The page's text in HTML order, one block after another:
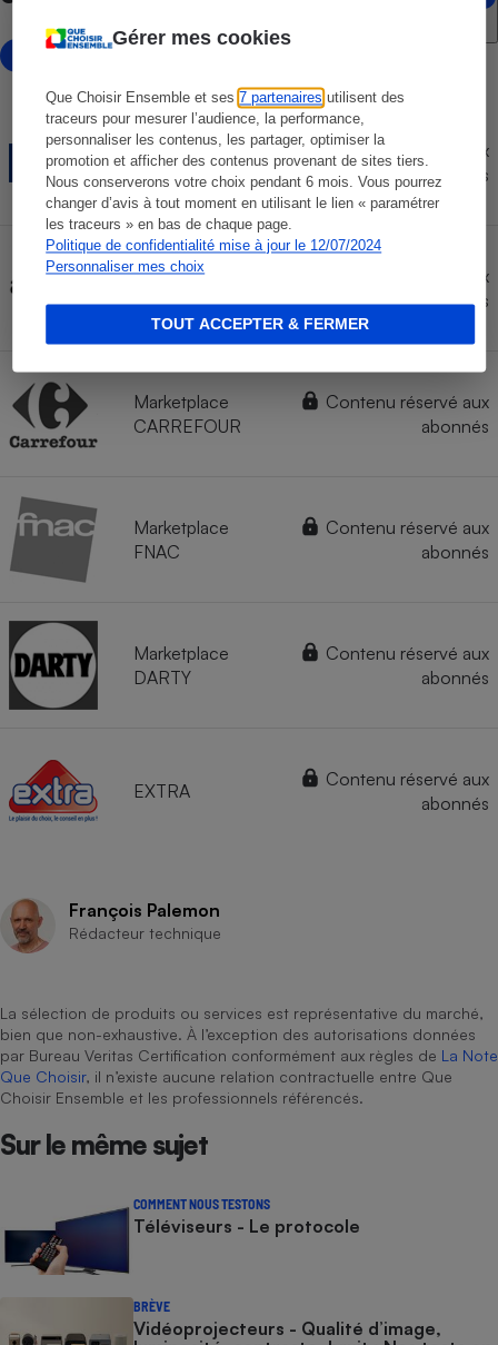
Gérer mes cookies
Que Choisir Ensemble et ses7 partenaires utilisent des
traceurs pour mesurer l’audience, la performance,
personnaliser les contenus, les partager, optimiser la
promotion et afficher des contenus provenant de sites tiers.
Nous conserverons votre choix pendant 6 mois. Vous pourrez
changer d’avis à tout moment en utilisant le lien « paramétrer
les traceurs » en bas de chaque page.
Politique de confidentialité mise à jour le 12/07/2024
Personnaliser mes choix
TOUT ACCEPTER & FERMER
avec marketplace
LDLC
Contenu réservé aux
abonnés
Contenu réservé aux
abonnés
Marketplace
CARREFOUR
Contenu réservé aux
abonnés
Marketplace
FNAC
Contenu réservé aux
abonnés
Marketplace
DARTY
Contenu réservé aux
abonnés
EXTRA
Contenu réservé aux
abonnés
François Palemon
Rédacteur technique
La sélection de produits ou services est représentative du marché,
bien que non-exhaustive. À l’exception des autorisations données
par Bureau Veritas Certification conformément aux règles de La Note
Que Choisir, il n’existe aucune relation contractuelle entre Que
Choisir Ensemble et les professionnels référencés.
Sur le même sujet
COMMENT NOUS TESTONS
Téléviseurs - Le protocole
BRÈVE
Vidéoprojecteurs - Qualité d’image,